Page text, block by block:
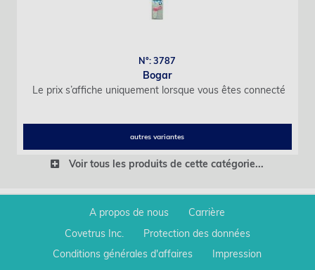
N°: 3787
Bogar
Le prix s’affiche uniquement lorsque vous êtes connecté
autres variantes
Voir tous les produits de cette catégorie...
A propos de nous
Carrière
Covetrus Inc.
Protection des données
Conditions générales d'affaires
Impression